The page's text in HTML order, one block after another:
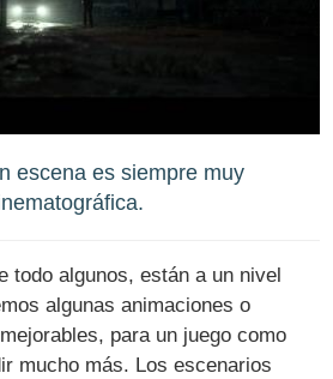
escena es siempre muy
todo algunos, están a un nivel
algunas animaciones o
para un juego como
mucho más. Los escenarios